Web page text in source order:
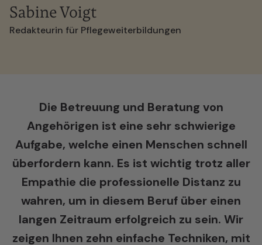
Sabine Voigt
Redakteurin für Pflegeweiterbildungen
Die Betreuung und Beratung von
Angehörigen ist eine sehr schwierige
Aufgabe, welche einen Menschen schnell
überfordern kann. Es ist wichtig trotz aller
Empathie die professionelle Distanz zu
wahren, um in diesem Beruf über einen
langen Zeitraum erfolgreich zu sein. Wir
zeigen Ihnen zehn einfache Techniken, mit